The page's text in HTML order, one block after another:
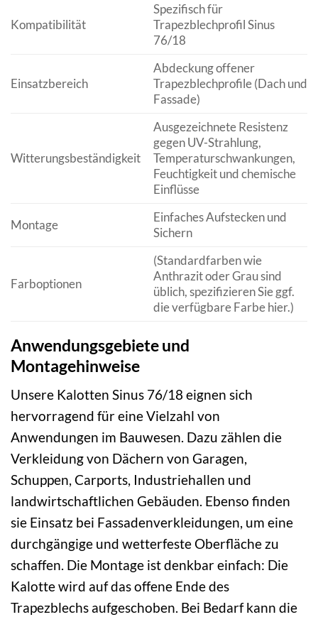
Kompatibilität
Spezifisch für
Trapezblechprofil Sinus
76/18
Einsatzbereich
Abdeckung offener
Trapezblechprofile (Dach und
Fassade)
Witterungsbeständigkeit
Ausgezeichnete Resistenz
gegen UV-Strahlung,
Temperaturschwankungen,
Feuchtigkeit und chemische
Einflüsse
Montage
Einfaches Aufstecken und
Sichern
Farboptionen
(Standardfarben wie
Anthrazit oder Grau sind
üblich, spezifizieren Sie ggf.
die verfügbare Farbe hier.)
Anwendungsgebiete und
Montagehinweise
Unsere Kalotten Sinus 76/18 eignen sich
hervorragend für eine Vielzahl von
Anwendungen im Bauwesen. Dazu zählen die
Verkleidung von Dächern von Garagen,
Schuppen, Carports, Industriehallen und
landwirtschaftlichen Gebäuden. Ebenso finden
sie Einsatz bei Fassadenverkleidungen, um eine
durchgängige und wetterfeste Oberfläche zu
schaffen. Die Montage ist denkbar einfach: Die
Kalotte wird auf das offene Ende des
Trapezblechs aufgeschoben. Bei Bedarf kann die